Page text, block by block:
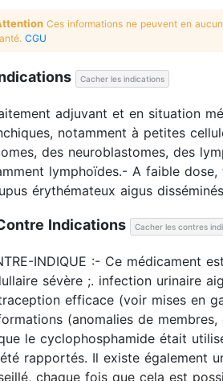
Ces informations ne peuvent en
CGU
Cacher les indications
adjuvant et en situation
notamment à petites
des neuroblastomes, des
lymphoïdes.- A faible
érythémateux aigus
Indications Cacher les contres
INDIQUE :- Ce médicament
sévère ;. infection urinaire
efficace (voir mises en
(anomalies de
le cyclophosphamide était
rapportés. Il existe également
chaque fois que cela est